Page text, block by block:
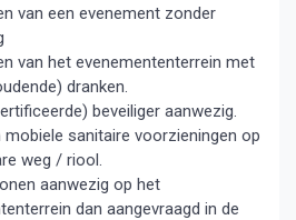
van een evenement zonder
van het evenemententerrein met
dranken.
beveiliger aanwezig.
mobiele sanitaire voorzieningen op
weg / riool.
aanwezig op het
dan aangevraagd in de